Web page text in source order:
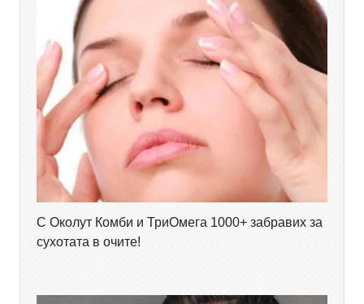
С Околут Комби и ТриОмега 1000+ забравих за
сухотата в очите!